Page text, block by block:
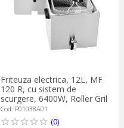
Friteuza electrica, 12L, MF
120 R, cu sistem de
scurgere, 6400W, Roller Gril
Cod: P01038A01
(0)